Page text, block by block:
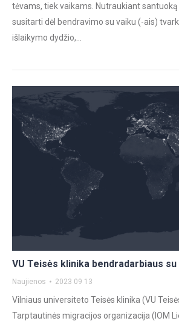
tėvams, tiek vaikams. Nutraukiant
susitarti dėl bendravimo su vaiku (-ais)
išlaikymo dydžio,…
VU Teisės klinika bendradarbiaus su
Naujienos 2023 09 13
Vilniaus universiteto Teisės klinika (VU
Tarptautinės migracijos organizacija (IOM